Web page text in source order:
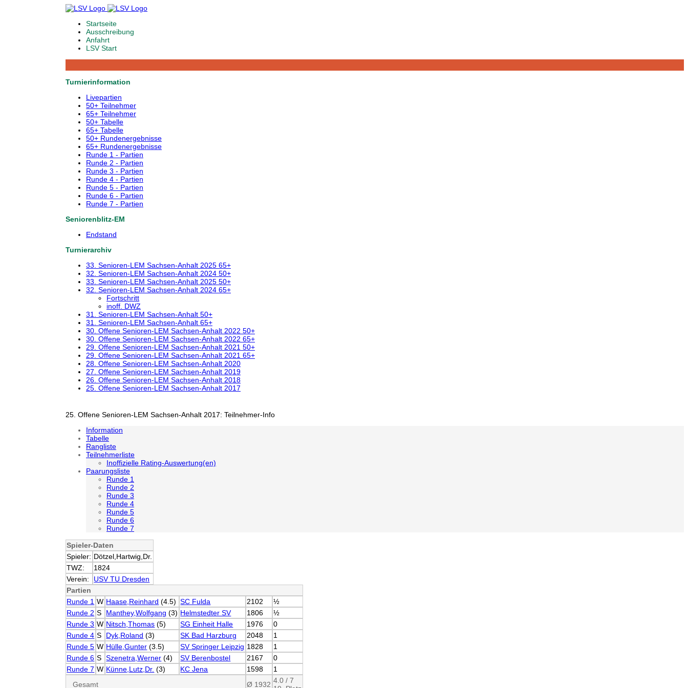
Startseite
Ausschreibung
Anfahrt
LSV Start
Turnierinformation
Livepartien
50+ Teilnehmer
65+ Teilnehmer
50+ Tabelle
65+ Tabelle
50+ Rundenergebnisse
65+ Rundenergebnisse
Runde 1 - Partien
Runde 2 - Partien
Runde 3 - Partien
Runde 4 - Partien
Runde 5 - Partien
Runde 6 - Partien
Runde 7 - Partien
Seniorenblitz-EM
Endstand
Turnierarchiv
33. Senioren-LEM Sachsen-Anhalt 2025 65+
32. Senioren-LEM Sachsen-Anhalt 2024 50+
33. Senioren-LEM Sachsen-Anhalt 2025 50+
32. Senioren-LEM Sachsen-Anhalt 2024 65+
Fortschritt
inoff. DWZ
31. Senioren-LEM Sachsen-Anhalt 50+
31. Senioren-LEM Sachsen-Anhalt 65+
30. Offene Senioren-LEM Sachsen-Anhalt 2022 50+
30. Offene Senioren-LEM Sachsen-Anhalt 2022 65+
29. Offene Senioren-LEM Sachsen-Anhalt 2021 50+
29. Offene Senioren-LEM Sachsen-Anhalt 2021 65+
28. Offene Senioren-LEM Sachsen-Anhalt 2020
27. Offene Senioren-LEM Sachsen-Anhalt 2019
26. Offene Senioren-LEM Sachsen-Anhalt 2018
25. Offene Senioren-LEM Sachsen-Anhalt 2017
25. Offene Senioren-LEM Sachsen-Anhalt 2017: Teilnehmer-Info
Information
Tabelle
Rangliste
Teilnehmerliste
Inoffizielle Rating-Auswertung(en)
Paarungsliste
Runde 1
Runde 2
Runde 3
Runde 4
Runde 5
Runde 6
Runde 7
Spieler-Daten
Spieler: Dötzel,Hartwig,Dr.
TWZ:
1824
Verein:
USV TU Dresden
Partien
Runde 1 W Haase,Reinhard (4.5) SC Fulda 2102
½
Runde 2 S Manthey,Wolfgang (3) Helmstedter SV 1806
½
Runde 3 W Nitsch,Thomas (5) SG Einheit Halle 1976
0
Runde 4 S Dyk,Roland (3) SK Bad Harzburg 2048
1
Runde 5 W Hülle,Gunter (3.5) SV Springer Leipzig 1828
1
Runde 6 S Szenetra,Werner (4) SV Berenbostel 2167
0
Runde 7 W Künne,Lutz,Dr. (3) KC Jena 1598
1
Gesamt
Ø 1932 4.0 / 7